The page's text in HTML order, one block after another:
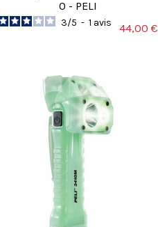
0 - PELI
3/5 - 1 avis 44,00 €